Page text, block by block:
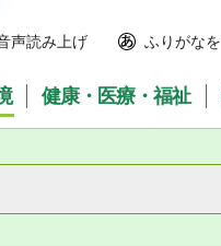
声読み上げ ふりがな
健康・医療・福祉